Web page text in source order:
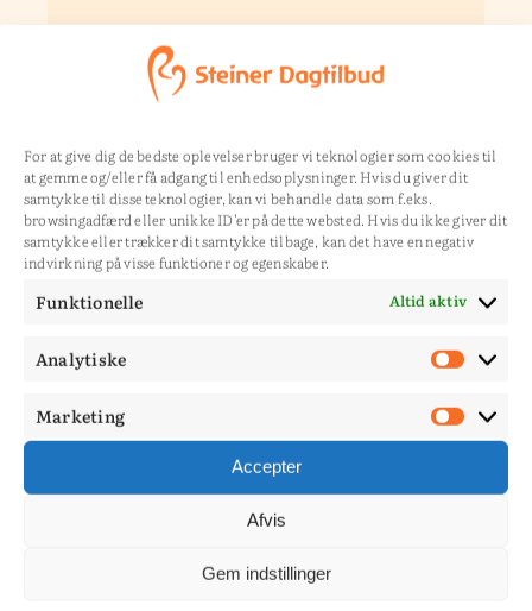
For at give dig de bedste oplevelser bruger vi teknologier som cookies til
at gemme og/eller få adgang til enhedsoplysninger. Hvis du giver dit
samtykke til disse teknologier, kan vi behandle data som f.eks.
browsingadfærd eller unikke ID'er på dette websted. Hvis du ikke giver dit
samtykke eller trækker dit samtykke tilbage, kan det have en negativ
indvirkning på visse funktioner og egenskaber.
Funktionelle Altid aktiv
Analytiske
Marketing
Accepter
Afvis
Gem indstillinger
1-dags kursus i Craft-
psykologi
Kursus i graduerede
craftaktiviteter den21. april.
Program og tilmelding…
LÆS MERE
22. JUNI 2026
Kursus i sansemotorisk
pædagogik